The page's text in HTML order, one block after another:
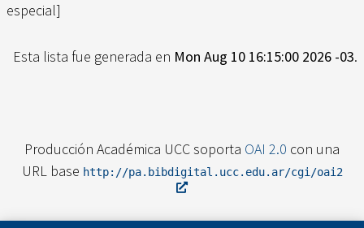
especial]
Esta lista fue generada en Mon Aug 10 16:15:00 2026 -03.
Producción Académica UCC soporta OAI 2.0 con una
URL base http://pa.bibdigital.ucc.edu.ar/cgi/oai2